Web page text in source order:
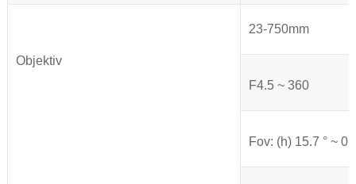
Objektiv
23-750mm
F4.5 ~ 360
Fov: (h) 15.7 ° ~